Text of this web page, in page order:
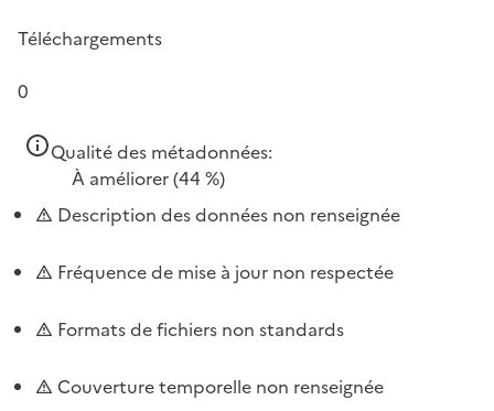
Téléchargements
0
Qualité des métadonnées:
À améliorer(44 %)
Description des données non renseignée
Fréquence de mise à jour non respectée
Formats de fichiers non standards
Couverture temporelle non renseignée